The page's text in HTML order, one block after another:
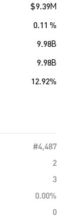
$9.39M
0.11 %
9.98B
9.98B
12.92%
#4,487
2
3
0.00%
0